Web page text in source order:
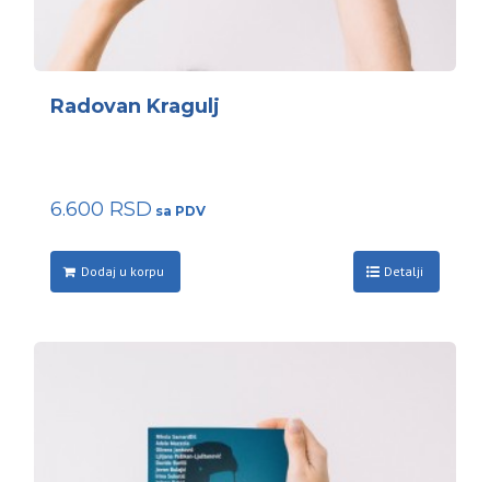
Radovan Kragulj
6.600 RSD
Dodaj u korpu Detalji